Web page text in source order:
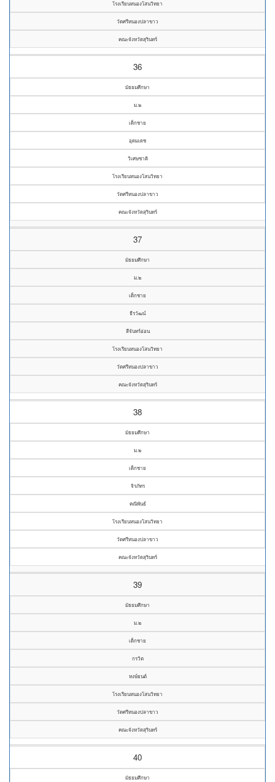
โรงเรียนหนองโสนวิทยา
วัดศรีหนองปลาขาว
คณะจังหวัดสุรินทร์
36
มัธยมศึกษา
ม.๒
เด็กชาย
อุดมเดช
วิเศษชาติ
โรงเรียนหนองโสนวิทยา
วัดศรีหนองปลาขาว
คณะจังหวัดสุรินทร์
37
มัธยมศึกษา
ม.๒
เด็กชาย
ธีรวัฒน์
สีจันทร์อ่อน
โรงเรียนหนองโสนวิทยา
วัดศรีหนองปลาขาว
คณะจังหวัดสุรินทร์
38
มัธยมศึกษา
ม.๒
เด็กชาย
จิรภัทร
คณิพันธ์
โรงเรียนหนองโสนวิทยา
วัดศรีหนองปลาขาว
คณะจังหวัดสุรินทร์
39
มัธยมศึกษา
ม.๒
เด็กชาย
กรวิต
หงษ์ยนต์
โรงเรียนหนองโสนวิทยา
วัดศรีหนองปลาขาว
คณะจังหวัดสุรินทร์
40
มัธยมศึกษา